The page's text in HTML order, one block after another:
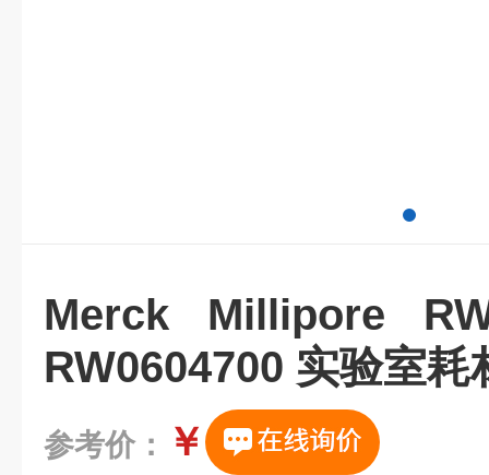
Merck Millipore
RW0604700 实验室耗
参考价： ￥